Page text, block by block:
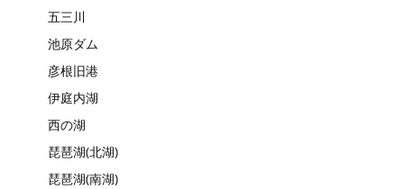
五三川
池原ダム
彦根旧港
伊庭内湖
西の湖
琵琶湖(北湖)
琵琶湖(南湖)